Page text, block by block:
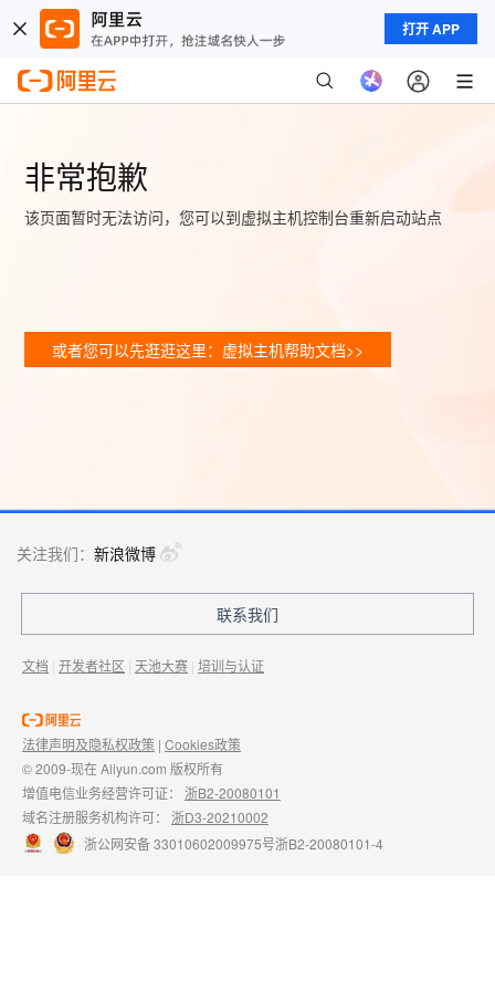
打开 APP
非常抱歉
该页面暂时无法访问，您可以到虚拟主机控制台重新启动站点
或者您可以先逛逛这里：虚拟主机帮助文档>>